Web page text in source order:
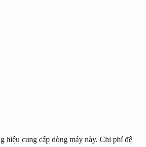
hiệu cung cấp dòng máy này. Chi phí để